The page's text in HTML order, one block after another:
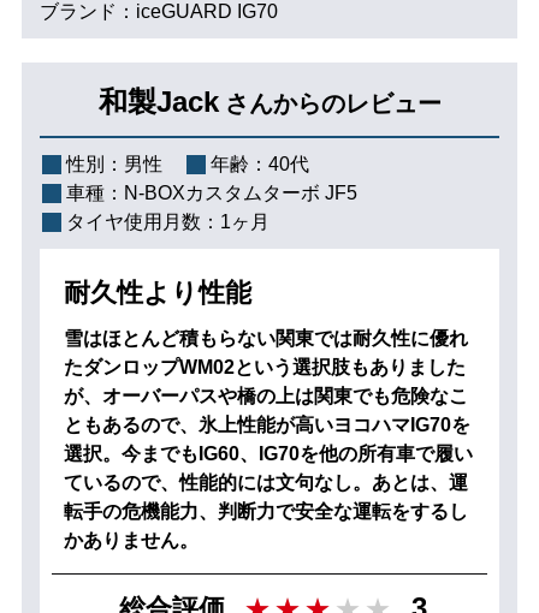
ブランド：iceGUARD IG70
和製Jack さんからのレビュー
性別： 男性 年齢： 40代
車種： N-BOXカスタムターボ JF5
タイヤ使用月数： 1ヶ月
耐久性より性能
雪はほとんど積もらない関東では耐久性に優れ
たダンロップWM02という選択肢もありました
が、オーバーパスや橋の上は関東でも危険なこ
ともあるので、氷上性能が高いヨコハマIG70を
選択。今までもIG60、IG70を他の所有車で履い
ているので、性能的には文句なし。あとは、運
転手の危機能力、判断力で安全な運転をするし
かありません。